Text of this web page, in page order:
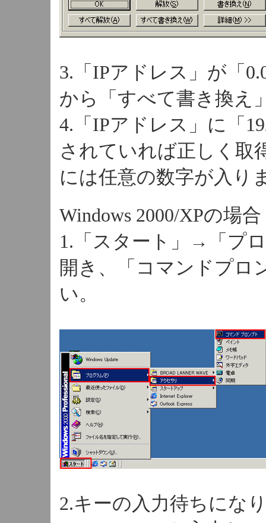
3.「IPアドレス」が「
から「すべて書き換え
4.「IPアドレス」に「
されていれば正しく取
には任意の数字が入り
Windows 2000/XPの場
1.「スタート」→「プ
開き、「コマンドプロ
い。
2.キーの入力待ちにな